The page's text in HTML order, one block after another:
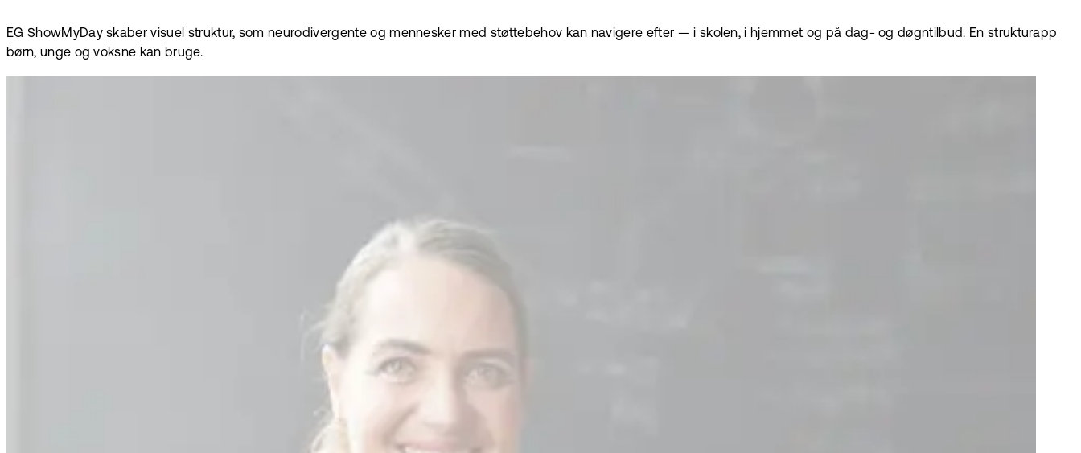
EG ShowMyDay skaber visuel struktur, som neurodivergente og mennesker med støttebehov kan navigere efter — i skolen, i hjemmet og på dag- og døgntilbud. En strukturapp
børn, unge og voksne kan bruge.